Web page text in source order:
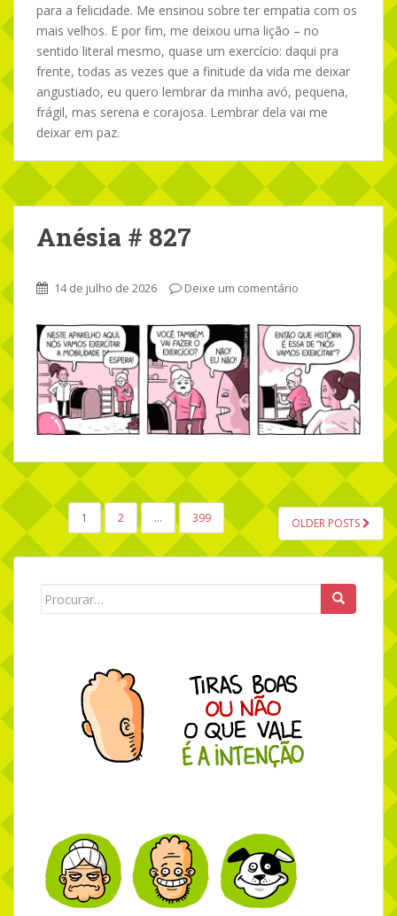
para a felicidade. Me ensinou sobre ter empatia com os
mais velhos. E por fim, me deixou uma lição – no
sentido literal mesmo, quase um exercício: daqui pra
frente, todas as vezes que a finitude da vida me deixar
angustiado, eu quero lembrar da minha avó, pequena,
frágil, mas serena e corajosa. Lembrar dela vai me
deixar em paz.
Anésia # 827
14 de julho de 2026 Deixe um comentário
NAVEGAÇÃO POR POSTS
1 2 … 399 OLDER POSTS
Search for: